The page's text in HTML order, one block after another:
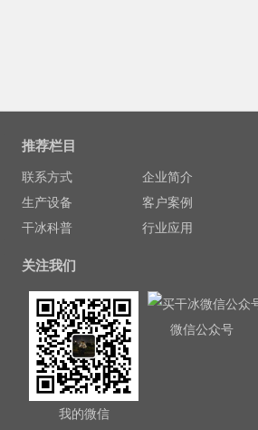
推荐栏目
联系方式 企业简介
生产设备
客户案例
干冰科普
行业应用
关注我们
我的微信
微信公众号